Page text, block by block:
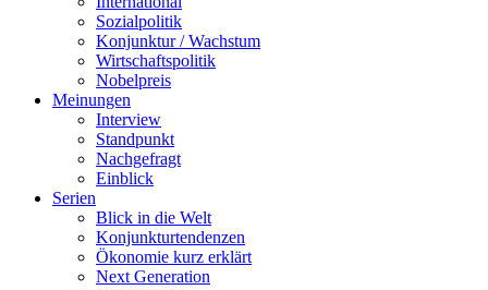
Sozialpolitik
Konjunktur / Wachstum
Wirtschaftspolitik
Nobelpreis
Meinungen
Interview
Standpunkt
Nachgefragt
Einblick
Serien
Blick in die Welt
Konjunkturtendenzen
Ökonomie kurz erklärt
Next Generation